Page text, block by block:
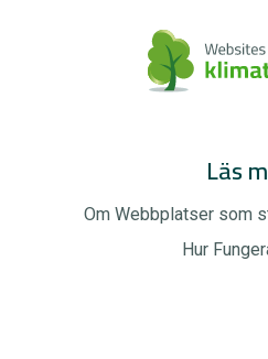
Läs
Om Webbplatser som
Hur